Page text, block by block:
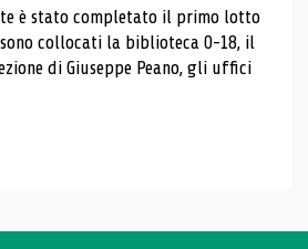
è stato completato il primo lotto
collocati la biblioteca 0-18, il
di Giuseppe Peano, gli uffici